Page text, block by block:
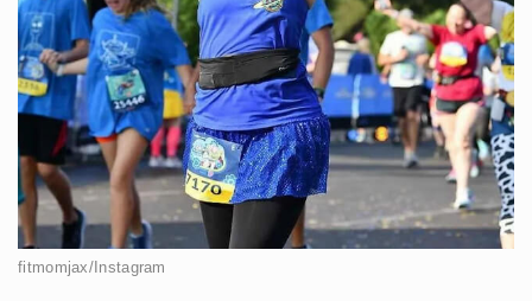
fitmomjax/Instagram